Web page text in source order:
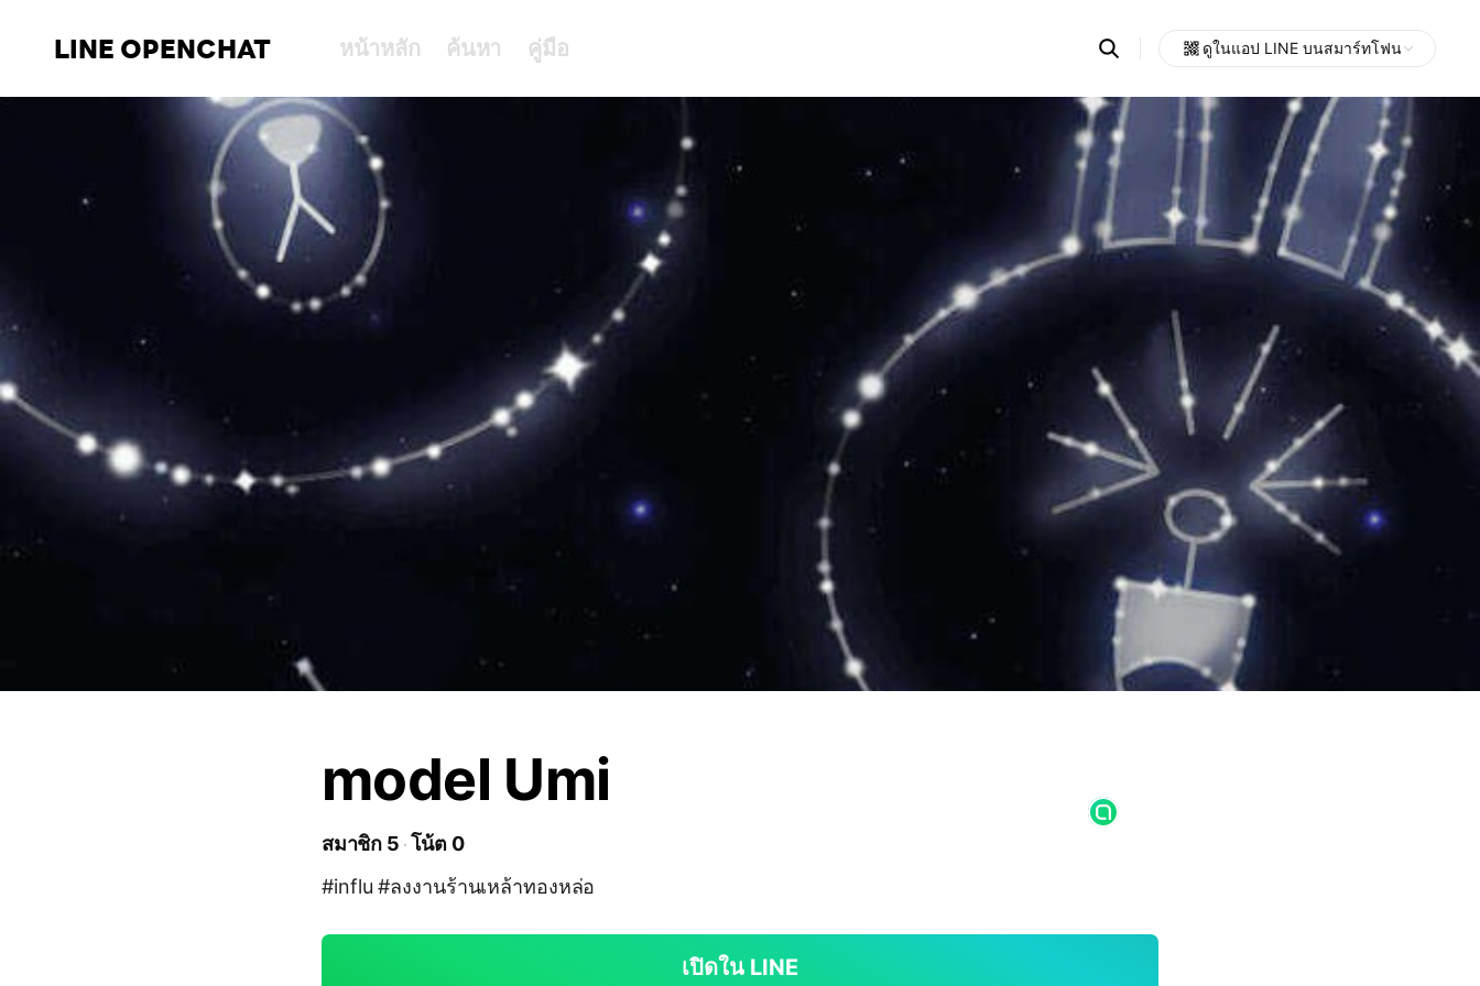
LINE OPENCHAT หน้าหลัก ค้นหา คู่มือ Search
OpenChats
messages
search
area
ดูในแอป LINE บนสมาร์ทโฟน
model Umi
สมาชิก 5 โน้ต 0
#influ #ลงงานร้านเหล้าทองหล่อ
เปิดใน LINE